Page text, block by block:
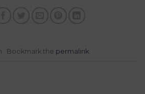
. Bookmark the permalink.